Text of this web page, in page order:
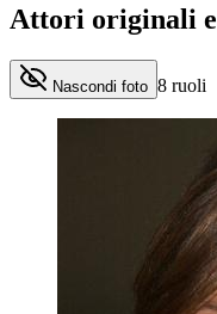
Attori originali e
Nascondi foto 8 ruoli